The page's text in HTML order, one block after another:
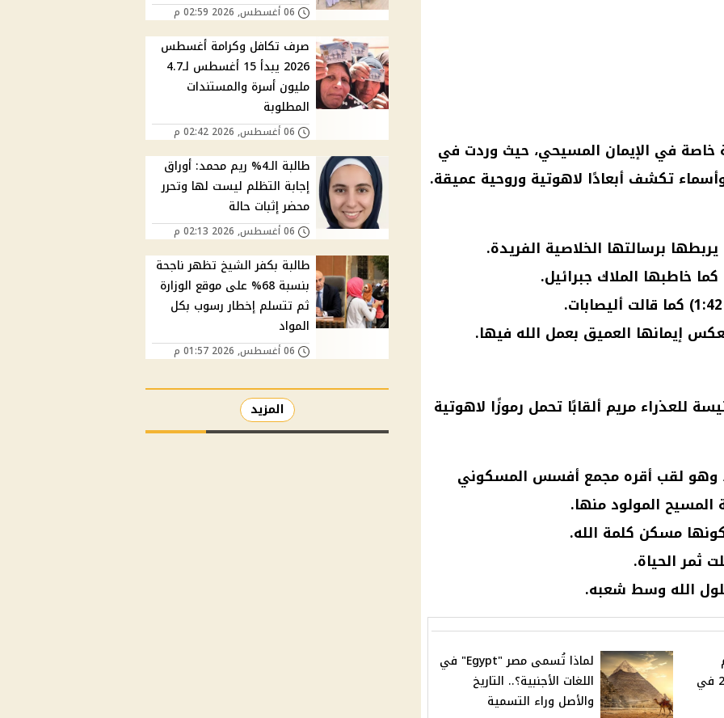
خاصة في الإيمان المسيحي، حيث وردت في
تكشف أبعادًا لاهوتية وروحية عميقة.
للعذراء مريم ألقابًا تحمل رموزًا لاهوتية
وهو لقب أقره مجمع أفسس المسكوني
كونها مسكن كلمة الله.
ثمر الحياة.
الله وسط شعبه.
الجمعة 15 أغسطس 2025 في
لماذا تُسمى مصر "Egypt" في
اللغات الأجنبية؟.. التاريخ
والأصل وراء التسمية
06 أغسطس, 2026 02:59 م
صرف تكافل وكرامة أغسطس
2026 يبدأ 15 أغسطس لـ4.7
مليون أسرة والمستندات
المطلوبة
06 أغسطس, 2026 02:42 م
طالبة الـ4% ريم محمد: أوراق
إجابة التظلم ليست لها وتحرر
محضر إثبات حالة
06 أغسطس, 2026 02:13 م
طالبة بكفر الشيخ تظهر ناجحة
بنسبة 68% على موقع الوزارة
ثم تتسلم إخطار رسوب بكل
المواد
06 أغسطس, 2026 01:57 م
المزيد